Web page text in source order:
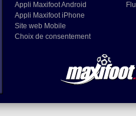
Appli Maxifoot Android
Appli Maxifoot iPhone
Site web Mobile
Choix de consentement